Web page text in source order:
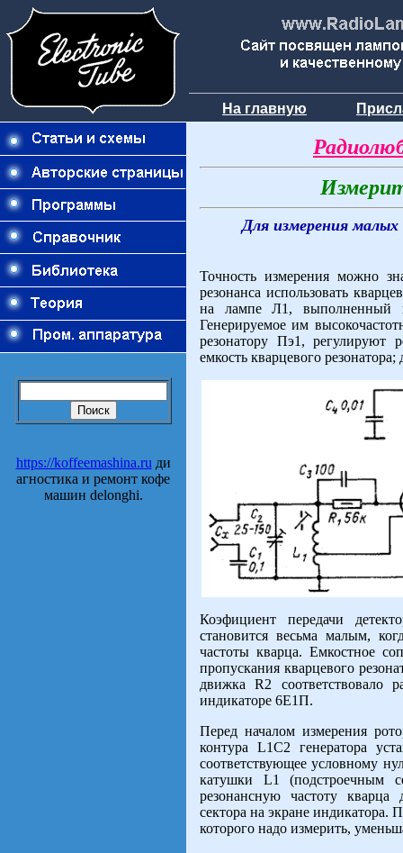
На главную
https://koffeemashina.ru ди
агностика и ремонт кофе
машин delonghi.
Для измерения
Точность измерения можно
резонанса использовать
на лампе Л1, выполненный
Генерируемое им
резонатору Пэ1, регулируют
емкость кварцевого
Коэфициент передачи
становится весьма малым,
частоты кварца. Емкостное
пропускания кварцевого
движка R2 соответствовало
индикаторе 6Е1П.
Перед началом измерения
контура L1C2 генератора
соответствующее условному
катушки L1 (подстроечным
резонансную частоту кварца
сектора на экране
которого надо измерить,